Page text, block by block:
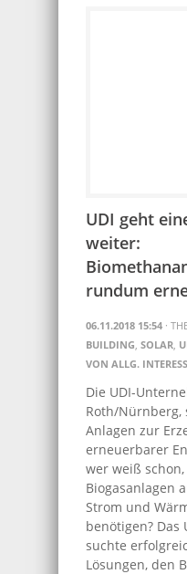
UDI geht
weiter:
rundum
06.11.2018 15:54 ·
BUILDING, SOLAR,
VON ALLG.
Die UDI-
Roth/Nürnberg,
Anlagen zur
erneuerbarer
wer weiß schon,
Biogasanlagen
Strom und
benötigen? Das
suchte
Lösungen, den